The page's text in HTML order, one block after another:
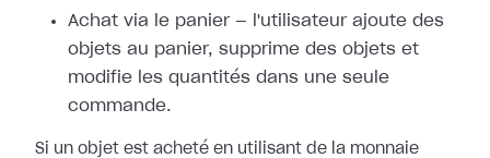
Achat via le panier — l'utilisateur ajoute des
objets au panier, supprime des objets et
modifie les quantités dans une seule
commande.
Si un objet est acheté en utilisant de la monnaie